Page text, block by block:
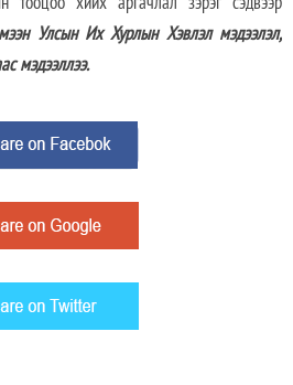
Улсын Их Хурлын Хэвлэл мэдээлэл,
мэдээллээ.